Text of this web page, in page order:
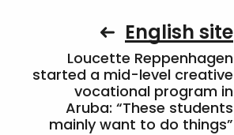
English site
Loucette Reppenhagen
started a mid-level creative
vocational program in
Aruba: “These students
mainly want to do things”